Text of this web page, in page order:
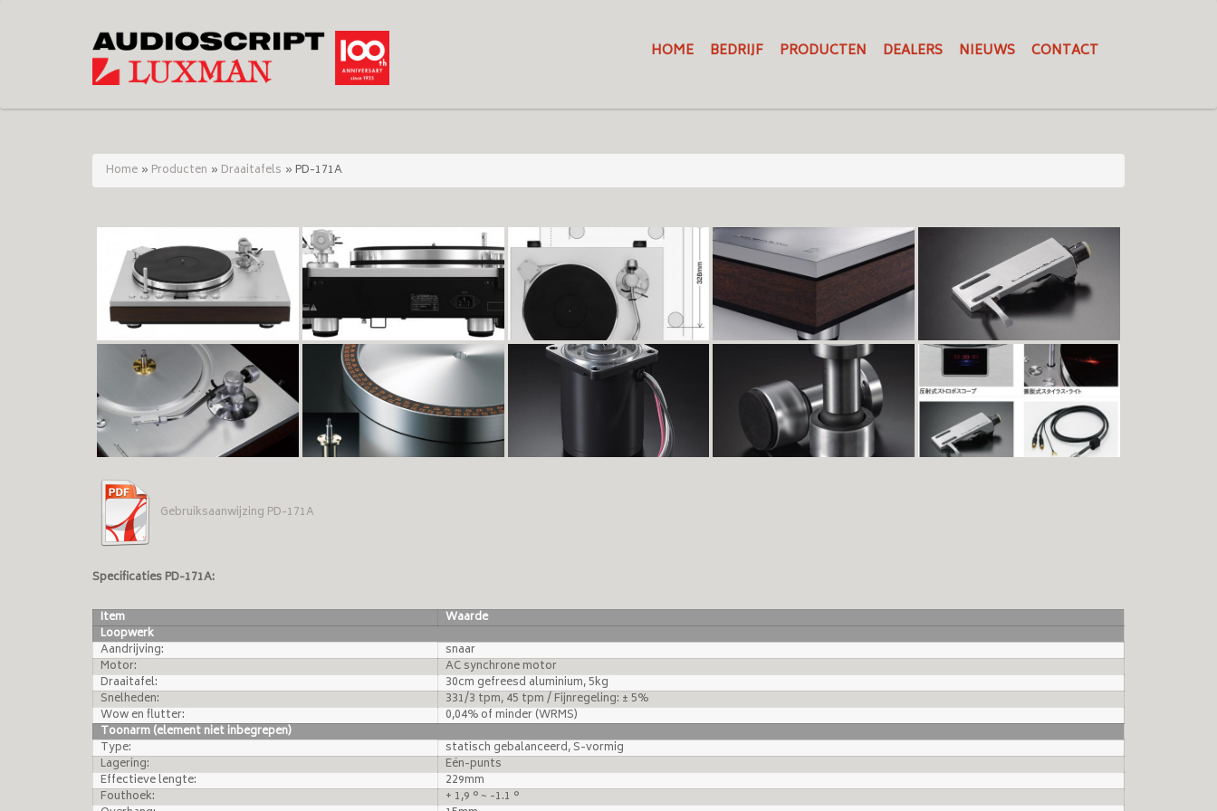
HOME BEDRIJF PRODUCTEN DEALERS NIEUWS CONTACT
Home » Producten » Draaitafels »PD-171A
Gebruiksaanwijzing PD-171A
Specificaties PD-171A:
Item
Waarde
Loopwerk
Aandrijving:
snaar
Motor:
AC synchrone motor
Draaitafel:
30cm gefreesd aluminium, 5kg
Snelheden:
331/3 tpm, 45 tpm / Fijnregeling: ± 5%
Wow en flutter:
0,04% of minder (WRMS)
Toonarm (element niet inbegrepen)
Type:
statisch gebalanceerd, S-vormig
Lagering:
Eén-punts
Effectieve lengte:
229mm
Fouthoek:
+ 1,9 ° ~ -1.1 °